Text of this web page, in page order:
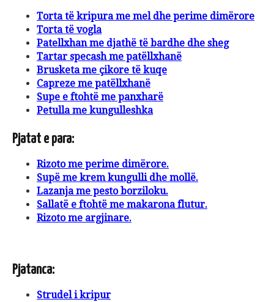
Torta të kripura me mel dhe perime dimërore
Torta të vogla
Patellxhan me djathë të bardhe dhe sheg
Tartar specash me patëllxhanë
Brusketa me çikore të kuqe
Capreze me patëllxhanë
Supe e ftohtë me panxharë
Petulla me kungulleshka
Pjatat e para:
Rizoto me perime dimërore.
Supë me krem kungulli dhe mollë.
Lazanja me pesto borziloku.
Sallatë e ftohtë me makarona flutur.
Rizoto me argjinare.
Pjatanca:
Strudel i kripur